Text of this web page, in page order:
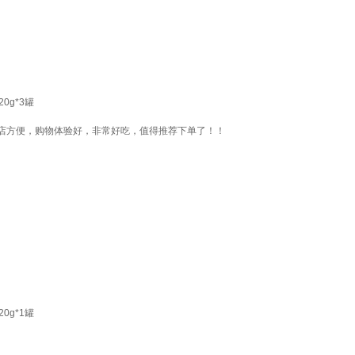
罐
便，购物体验好，非常好吃，值得推荐下单了！！
罐